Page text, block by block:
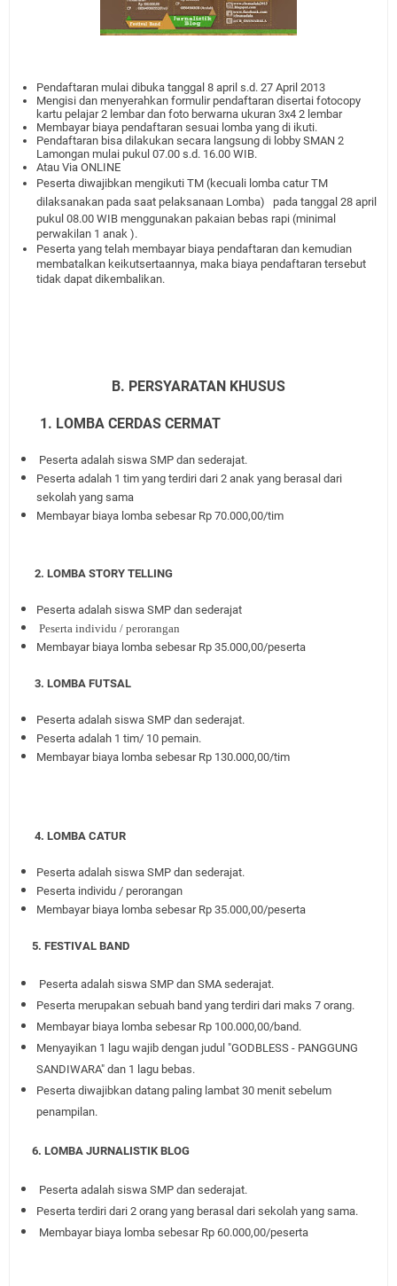
Pendaftaran mulai dibuka tanggal 8 april s.d. 27 April 2013
Mengisi dan menyerahkan formulir pendaftaran disertai fotocopy
kartu pelajar 2 lembar dan foto berwarna ukuran 3x4 2 lembar
Membayar biaya pendaftaran sesuai lomba yang di ikuti.
Pendaftaran bisa dilakukan secara langsung di lobby SMAN 2
Lamongan mulai pukul 07.00 s.d. 16.00 WIB.
Atau Via ONLINE
Peserta diwajibkan mengikuti TM (kecuali lomba catur TM
dilaksanakan pada saat pelaksanaan Lomba)
pada tanggal 28 april
pukul 08.00 WIB menggunakan pakaian bebas rapi (minimal
perwakilan 1 anak ).
Peserta yang telah membayar biaya pendaftaran dan kemudian
membatalkan keikutsertaannya, maka biaya pendaftaran tersebut
tidak dapat dikembalikan.
B. PERSYARATAN KHUSUS
1. LOMBA CERDAS CERMAT
Peserta adalah siswa SMP dan sederajat.
Peserta adalah 1 tim yang terdiri dari 2 anak yang berasal dari
sekolah yang sama
Membayar biaya lomba sebesar Rp 70.000,00/tim
2. LOMBA STORY TELLING
Peserta adalah siswa SMP dan sederajat
Peserta individu / perorangan
Membayar biaya lomba sebesar Rp 35.000,00/peserta
3. LOMBA FUTSAL
Peserta adalah siswa SMP dan sederajat.
Peserta adalah 1 tim/ 10 pemain.
Membayar biaya lomba sebesar Rp 130.000,00/tim
4. LOMBA CATUR
Peserta adalah siswa SMP dan sederajat.
Peserta individu / perorangan
Membayar biaya lomba sebesar Rp 35.000,00/peserta
5. FESTIVAL BAND
Peserta adalah siswa SMP dan SMA sederajat.
Peserta merupakan sebuah band yang terdiri dari maks 7 orang.
Membayar biaya lomba sebesar Rp 100.000,00/band.
Menyayikan 1 lagu wajib dengan judul "GODBLESS - PANGGUNG
SANDIWARA" dan 1 lagu bebas.
Peserta diwajibkan datang paling lambat 30 menit sebelum
penampilan.
6. LOMBA JURNALISTIK BLOG
Peserta adalah siswa SMP dan sederajat.
Peserta terdiri dari 2 orang yang berasal dari sekolah yang sama.
Membayar biaya lomba sebesar Rp 60.000,00/peserta